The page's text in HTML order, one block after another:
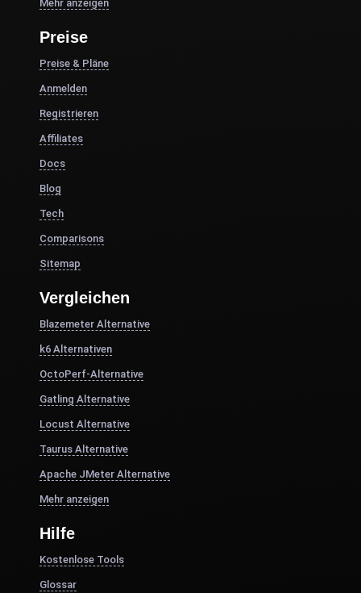
Mehr anzeigen
Preise
Preise & Pläne
Anmelden
Registrieren
Affiliates
Docs
Blog
Tech
Comparisons
Sitemap
Vergleichen
Blazemeter Alternative
k6 Alternativen
OctoPerf-Alternative
Gatling Alternative
Locust Alternative
Taurus Alternative
Apache JMeter Alternative
Mehr anzeigen
Hilfe
Kostenlose Tools
Glossar